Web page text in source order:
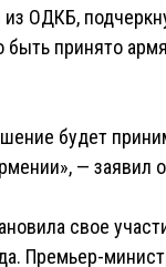
ОДКБ,
принято
будет
— заявил
свое
Премьер-